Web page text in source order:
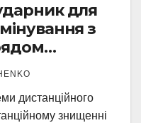
для
з
for
with
liquid
дистанційного
знищенні